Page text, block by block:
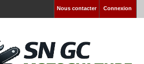
Connexion
Nous contacter